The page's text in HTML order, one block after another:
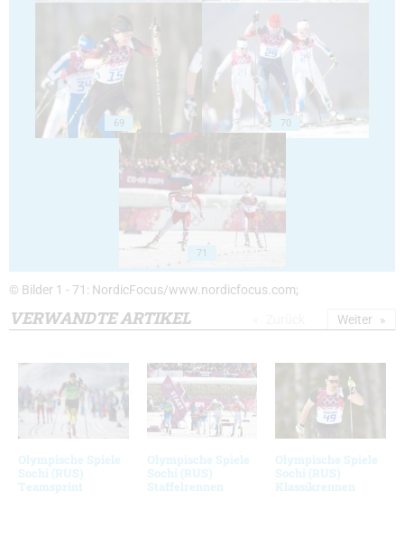
69 70
71
© Bilder 1 - 71: NordicFocus/www.nordicfocus.com;
VERWANDTE ARTIKEL
Olympische Spiele
Sochi (RUS)
Teamsprint
Olympische Spiele
Sochi (RUS)
Staffelrennen
Olympische Spiele
Sochi (RUS)
Klassikrennen
Weiter